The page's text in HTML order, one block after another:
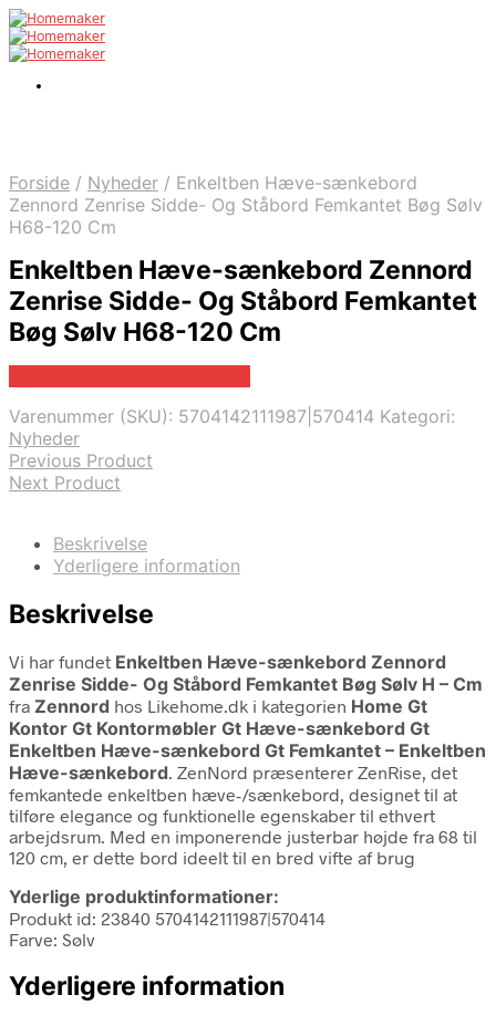
Forside / Nyheder / Enkeltben Hæve-sænkebord
Zennord Zenrise Sidde- Og Ståbord Femkantet Bøg Sølv
H68-120 Cm
Enkeltben Hæve-sænkebord Zennord
Zenrise Sidde- Og Ståbord Femkantet
Bøg Sølv H68-120 Cm
Varenummer (SKU): 5704142111987|570414 Kategori:
Nyheder
Previous Product
Next Product
Beskrivelse
Yderligere information
Beskrivelse
Vi har fundet Enkeltben Hæve-sænkebord Zennord
Zenrise Sidde- Og Ståbord Femkantet Bøg Sølv H – Cm
fra Zennord hos Likehome.dk i kategorien Home Gt
Kontor Gt Kontormøbler Gt Hæve-sænkebord Gt
Enkeltben Hæve-sænkebord Gt Femkantet – Enkeltben
Hæve-sænkebord. ZenNord præsenterer ZenRise, det
femkantede enkeltben hæve-/sænkebord, designet til at
tilføre elegance og funktionelle egenskaber til ethvert
arbejdsrum. Med en imponerende justerbar højde fra 68 til
120 cm, er dette bord ideelt til en bred vifte af brug
Yderlige produktinformationer:
Produkt id: 23840 5704142111987|570414
Farve: Sølv
Yderligere information